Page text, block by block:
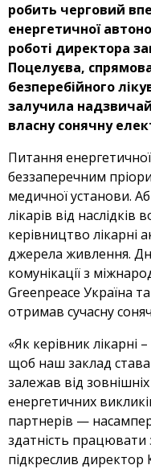
робить черговий
енергетичної
роботі директора
Поцелуєва,
безперебійного
залучила
власну сонячну
Питання енергетичної
беззаперечним
медичної установи.
лікарів від
керівництво лікарні
джерела живлення.
комунікації з
Greenpeace Україна
отримав сучасну
«Як керівник
щоб наш заклад
залежав від
енергетичних
партнерів —
здатність
підкреслив директор